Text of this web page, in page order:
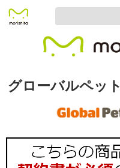
グローバルペット